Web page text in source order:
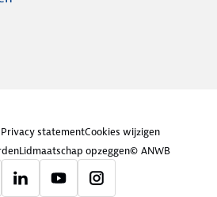
Privacy statementCookies wijzigen
Lidmaatschap opzeggen© ANWB